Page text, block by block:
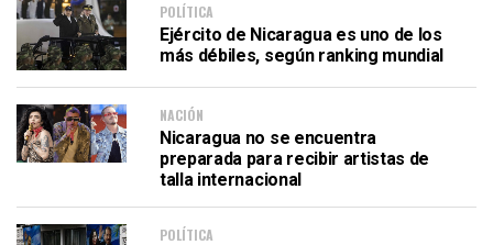
POLÍTICA
Ejército de Nicaragua es uno de los
más débiles, según ranking mundial
NACIÓN
Nicaragua no se encuentra
preparada para recibir artistas de
talla internacional
POLÍTICA